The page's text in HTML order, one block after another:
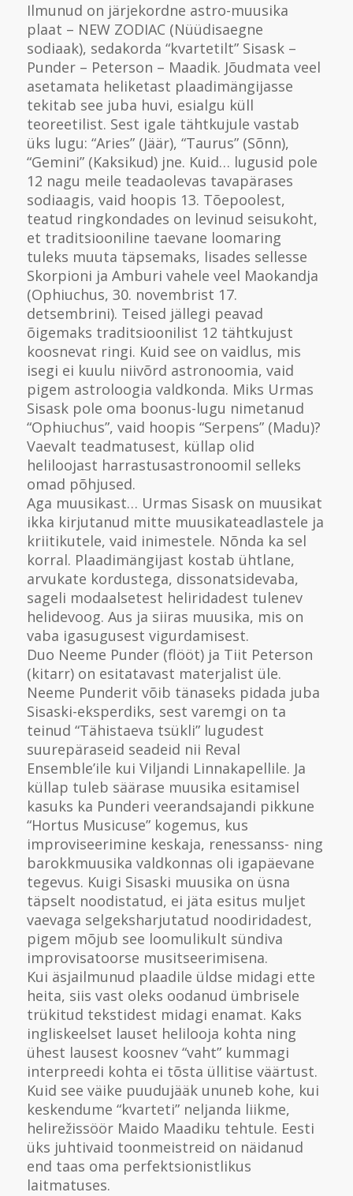
Ilmunud on järjekordne astro-muusika
plaat – NEW ZODIAC (Nüüdisaegne
sodiaak), sedakorda “kvartetilt” Sisask –
Punder – Peterson – Maadik. Jõudmata veel
asetamata heliketast plaadimängijasse
tekitab see juba huvi, esialgu küll
teoreetilist. Sest igale tähtkujule vastab
üks lugu: “Aries” (Jäär), “Taurus” (Sõnn),
“Gemini” (Kaksikud) jne. Kuid… lugusid pole
12 nagu meile teadaolevas tavapärases
sodiaagis, vaid hoopis 13. Tõepoolest,
teatud ringkondades on levinud seisukoht,
et traditsiooniline taevane loomaring
tuleks muuta täpsemaks, lisades sellesse
Skorpioni ja Amburi vahele veel Maokandja
(Ophiuchus, 30. novembrist 17.
detsembrini). Teised jällegi peavad
õigemaks traditsioonilist 12 tähtkujust
koosnevat ringi. Kuid see on vaidlus, mis
isegi ei kuulu niivõrd astronoomia, vaid
pigem astroloogia valdkonda. Miks Urmas
Sisask pole oma boonus-lugu nimetanud
“Ophiuchus”, vaid hoopis “Serpens” (Madu)?
Vaevalt teadmatusest, küllap olid
heliloojast harrastusastronoomil selleks
omad põhjused.
Aga muusikast… Urmas Sisask on muusikat
ikka kirjutanud mitte muusikateadlastele ja
kriitikutele, vaid inimestele. Nõnda ka sel
korral. Plaadimängijast kostab ühtlane,
arvukate kordustega, dissonatsidevaba,
sageli modaalsetest heliridadest tulenev
helidevoog. Aus ja siiras muusika, mis on
vaba igasugusest vigurdamisest.
Duo Neeme Punder (flööt) ja Tiit Peterson
(kitarr) on esitatavast materjalist üle.
Neeme Punderit võib tänaseks pidada juba
Sisaski-eksperdiks, sest varemgi on ta
teinud “Tähistaeva tsükli” lugudest
suurepäraseid seadeid nii Reval
Ensemble’ile kui Viljandi Linnakapellile. Ja
küllap tuleb säärase muusika esitamisel
kasuks ka Punderi veerandsajandi pikkune
“Hortus Musicuse” kogemus, kus
improviseerimine keskaja, renessanss- ning
barokkmuusika valdkonnas oli igapäevane
tegevus. Kuigi Sisaski muusika on üsna
täpselt noodistatud, ei jäta esitus muljet
vaevaga selgeksharjutatud noodiridadest,
pigem mõjub see loomulikult sündiva
improvisatoorse musitseerimisena.
Kui äsjailmunud plaadile üldse midagi ette
heita, siis vast oleks oodanud ümbrisele
trükitud tekstidest midagi enamat. Kaks
ingliskeelset lauset helilooja kohta ning
ühest lausest koosnev “vaht” kummagi
interpreedi kohta ei tõsta üllitise väärtust.
Kuid see väike puudujääk ununeb kohe, kui
keskendume “kvarteti” neljanda liikme,
helirežissöör Maido Maadiku tehtule. Eesti
üks juhtivaid toonmeistreid on näidanud
end taas oma perfektsionistlikus
laitmatuses.